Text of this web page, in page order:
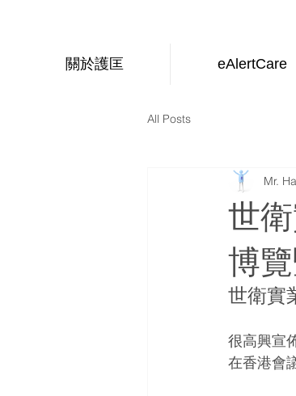
關於護匡 eAlertCare
All Posts
世
博
Mr.
世衛實
很高興宣
在香港會